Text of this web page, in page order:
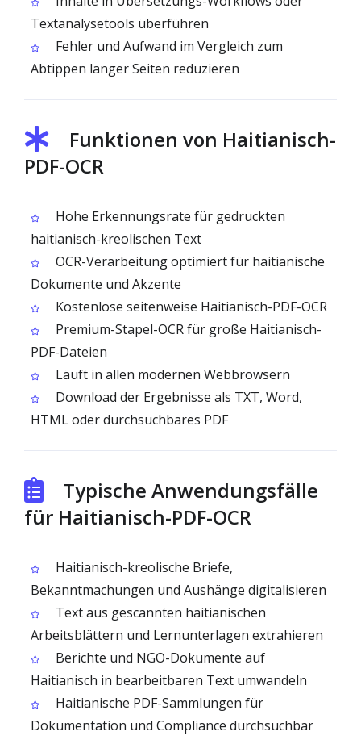
Textanalysetools überführen
Fehler und Aufwand im Vergleich zum
Abtippen langer Seiten reduzieren
Funktionen von Haitianisch-
PDF-OCR
Hohe Erkennungsrate für gedruckten
haitianisch-kreolischen Text
OCR-Verarbeitung optimiert für haitianische
Dokumente und Akzente
Kostenlose seitenweise Haitianisch-PDF-OCR
Premium-Stapel-OCR für große Haitianisch-
PDF-Dateien
Läuft in allen modernen Webbrowsern
Download der Ergebnisse als TXT, Word,
HTML oder durchsuchbares PDF
Typische Anwendungsfälle
für Haitianisch-PDF-OCR
Haitianisch-kreolische Briefe,
Bekanntmachungen und Aushänge digitalisieren
Text aus gescannten haitianischen
Arbeitsblättern und Lernunterlagen extrahieren
Berichte und NGO-Dokumente auf
Haitianisch in bearbeitbaren Text umwandeln
Haitianische PDF-Sammlungen für
Dokumentation und Compliance durchsuchbar